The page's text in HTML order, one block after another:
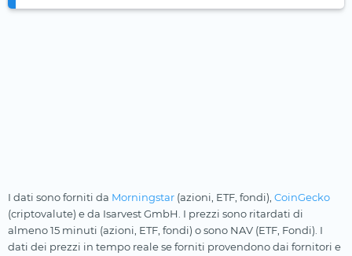
I dati sono forniti da Morningstar (azioni, ETF, fondi), CoinGecko
(criptovalute) e da Isarvest GmbH. I prezzi sono ritardati di
almeno 15 minuti (azioni, ETF, fondi) o sono NAV (ETF, Fondi). I
dati dei prezzi in tempo reale se forniti provendono dai fornitori e